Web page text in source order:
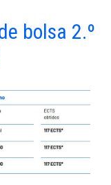
bolsa 2.º